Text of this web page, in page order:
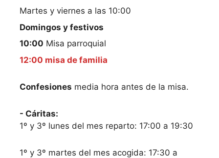
Martes y viernes a las 10:00
Domingos y festivos
10:00 Misa parroquial
12:00 misa de familia
Confesiones media hora antes de la misa.
- Cáritas:
1º y 3º lunes del mes reparto: 17:00 a 19:30
1º y 3º martes del mes acogida: 17:30 a